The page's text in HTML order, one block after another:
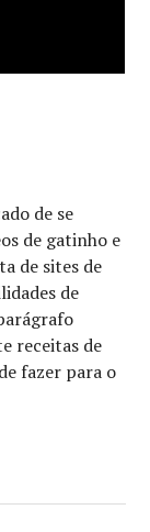
de se
de gatinho e
de sites de
de
receitas de
fazer para o